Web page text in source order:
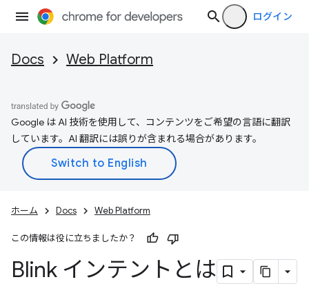
ログイン
Docs Web Platform
Google は AI 技術を使用して、コンテンツをご希望の言語に翻訳
しています。AI 翻訳には誤りが含まれる場合があります。
ホーム Docs Web Platform
この情報は役に立ちましたか？
Blink インテントとは